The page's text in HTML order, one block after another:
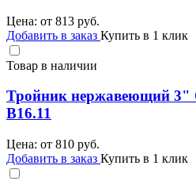
Цена: от 813 руб.
Добавить в заказ Купить в 1 клик
Товар в наличии
Тройник нержавеющий 3"
B16.11
Цена: от 810 руб.
Добавить в заказ Купить в 1 клик